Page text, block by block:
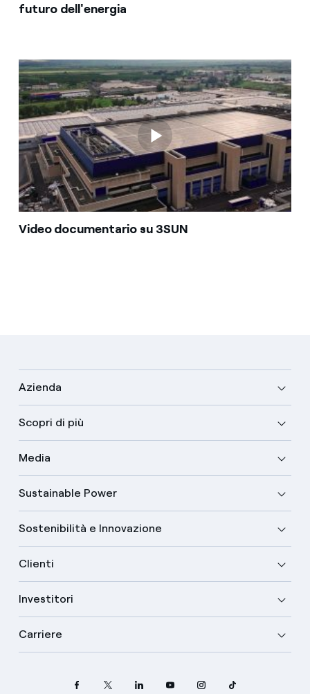
futuro dell'energia
Video documentario su 3SUN
Azienda
Scopri di più
Media
Sustainable Power
Sostenibilità e Innovazione
Clienti
Investitori
Carriere